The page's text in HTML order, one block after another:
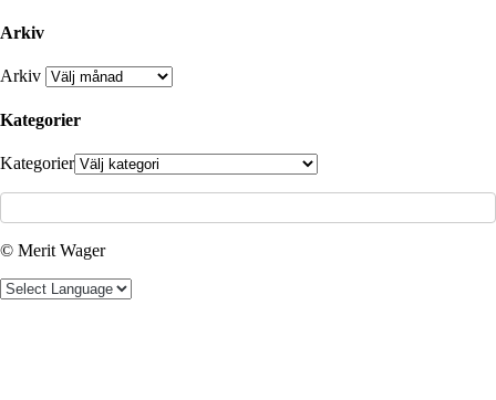
Arkiv
Arkiv
Kategorier
Kategorier
© Merit Wager